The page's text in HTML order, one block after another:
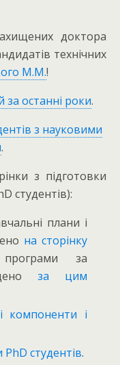
доктора
технічних
М.М.!
останні роки.
з науковими
.
з підготовки
студентів):
плани і
на сторінку
за
за цим
компоненти і
студентів.